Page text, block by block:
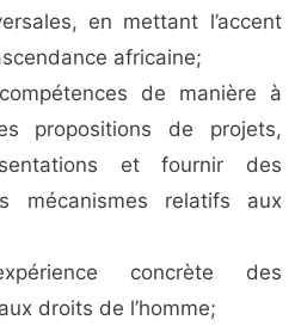
en mettant l’accent
africaine;
de manière à
propositions de projets,
et fournir des
mécanismes relatifs aux
concrète des
droits de l’homme;